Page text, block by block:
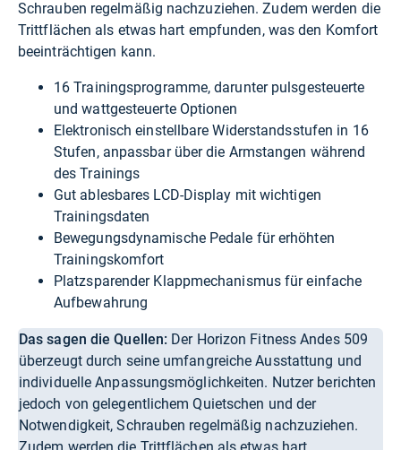
Schrauben regelmäßig nachzuziehen. Zudem werden die
Trittflächen als etwas hart empfunden, was den Komfort
beeinträchtigen kann.
16 Trainingsprogramme, darunter pulsgesteuerte
und wattgesteuerte Optionen
Elektronisch einstellbare Widerstandsstufen in 16
Stufen, anpassbar über die Armstangen während
des Trainings
Gut ablesbares LCD-Display mit wichtigen
Trainingsdaten
Bewegungsdynamische Pedale für erhöhten
Trainingskomfort
Platzsparender Klappmechanismus für einfache
Aufbewahrung
Das sagen die Quellen: Der Horizon Fitness Andes 509
überzeugt durch seine umfangreiche Ausstattung und
individuelle Anpassungsmöglichkeiten. Nutzer berichten
jedoch von gelegentlichem Quietschen und der
Notwendigkeit, Schrauben regelmäßig nachzuziehen.